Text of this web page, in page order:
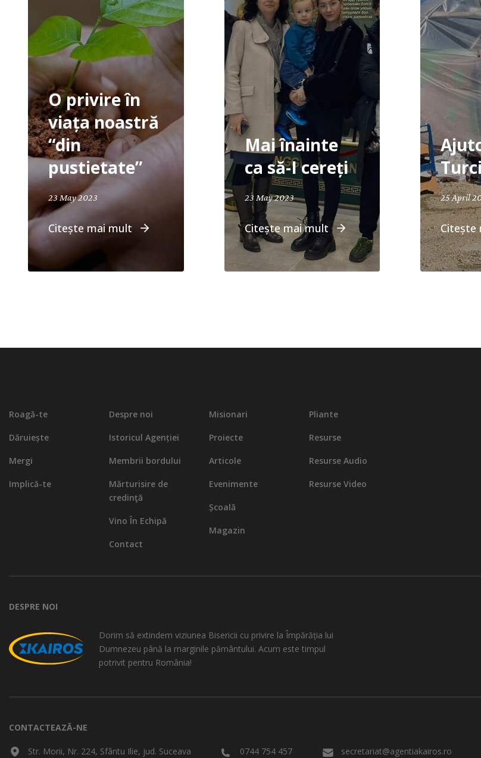
O privire în
viața noastră
“din
pustietate”
23 May 2023 April 19, 2024
Citește mai mult
Mai înainte
ca să-I cereți
23 May 2023
Citește mai mult
25 April
Citește
Roagă-te
Dăruiește
Mergi
Implică-te
Despre noi
Istoricul Agenției
Membrii bordului
Mărturisire de
credinţă
Vino În Echipă
Contact
Misionari
Proiecte
Articole
Evenimente
Școală
Magazin
Pliante
Resurse
Resurse Audio
Resurse Video
DESPRE NOI
Dorim să extindem viziunea Bisericii cu privire la Împărăția lui
Dumnezeu până la marginile pământului. Acum este timpul
potrivit pentru România!
CONTACTEAZĂ-NE
Str. Morii, Nr. 224, Sfântu Ilie, jud. Suceava 0744 754 457 secretariat@agentiakairos.ro